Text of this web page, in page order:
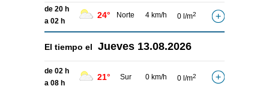
de 20 h
a 02 h
24° Norte 4 km/h 0 l/m2
El tiempo el Jueves 13.08.2026
de 02 h
a 08 h
21° Sur 0 km/h 0 l/m2